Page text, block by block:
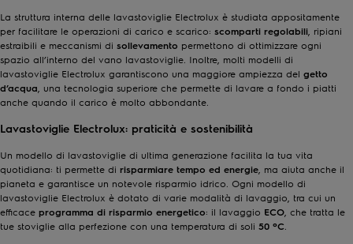
La struttura interna delle lavastoviglie Electrolux è studiata appositamente
per facilitare le operazioni di carico e scarico: scomparti regolabili, ripiani
estraibili e meccanismi di sollevamento permettono di ottimizzare ogni
spazio all’interno del vano lavastoviglie. Inoltre, molti modelli di
lavastoviglie Electrolux garantiscono una maggiore ampiezza del getto
d’acqua, una tecnologia superiore che permette di lavare a fondo i piatti
anche quando il carico è molto abbondante.
Lavastoviglie Electrolux: praticità e sostenibilità
Un modello di lavastoviglie di ultima generazione facilita la tua vita
quotidiana: ti permette di risparmiare tempo ed energie, ma aiuta anche il
pianeta e garantisce un notevole risparmio idrico. Ogni modello di
lavastoviglie Electrolux è dotato di varie modalità di lavaggio, tra cui un
efficace programma di risparmio energetico: il lavaggio ECO, che tratta le
tue stoviglie alla perfezione con una temperatura di soli 50 ºC.